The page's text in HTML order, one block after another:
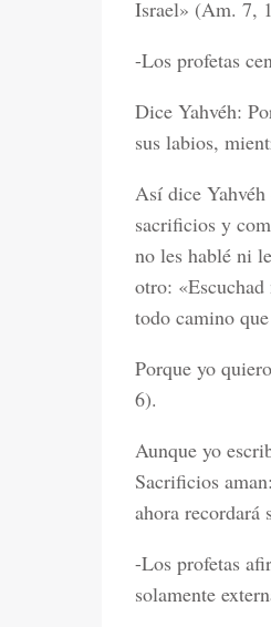
Israel» (Am. 7,
-Los profetas
Dice Yahvéh:
sus labios,
Así dice
sacrificios y
no les hablé ni
otro:
todo camino
Porque yo
6).
Aunque yo
Sacrificios
ahora recordará
-Los profetas
solamente